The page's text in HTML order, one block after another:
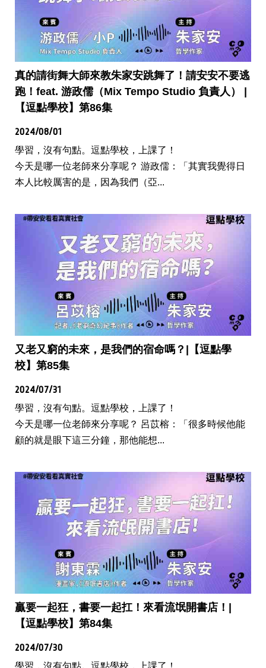
真的請街舞大師來教朱家安跳舞了！請安安不要逃
跑！feat. 游政儒（Mix Tempo Studio 負責人） |
【逗點學校】第86集
2024/08/01
學習，沒有句點。逗點學校，上課了！
今天是哪一位老師來分享呢？ 游政儒：「其實我覺得日
本人比較厲害的是，因為我們（亞...
又老又窮的未來，是我們的宿命嗎？|【逗點學
校】第85集
2024/07/31
學習，沒有句點。逗點學校，上課了！
今天是哪一位老師來分享呢？ 呂苡榕：「很多時候他能
顧的就是眼下這三分鐘，那他能想...
贏要一起狂，書要一起扛！來看流氓開書店！|
【逗點學校】第84集
2024/07/30